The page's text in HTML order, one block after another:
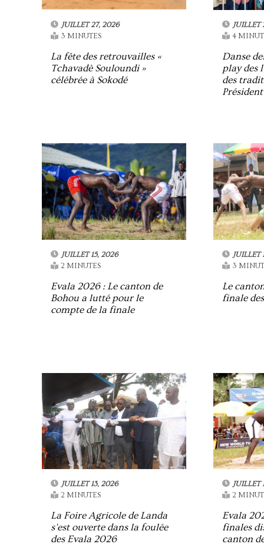
JUILLET 27, 2026
3 MINUTES
La fête des retrouvailles «
Tchavadè Souloundi »
célébrée à Sokodé
JUILLET
4
Danse
play des
des
JUILLET 15, 2026
2 MINUTES
Evala 2026 : Le canton de
Bohou a lutté pour le
compte de la finale
JUILLET
3
Le
finale
JUILLET 13, 2026
2 MINUTES
La Foire Agricole de Landa
s’est ouverte dans la foulée
des Evala 2026
JUILLET
2
Evala
finales
canton